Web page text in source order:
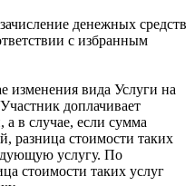
денежных средств
с избранным
изменения вида Услуги на
доплачивает
а в случае, если сумма
разница стоимости таких
услугу. По
стоимости таких услуг